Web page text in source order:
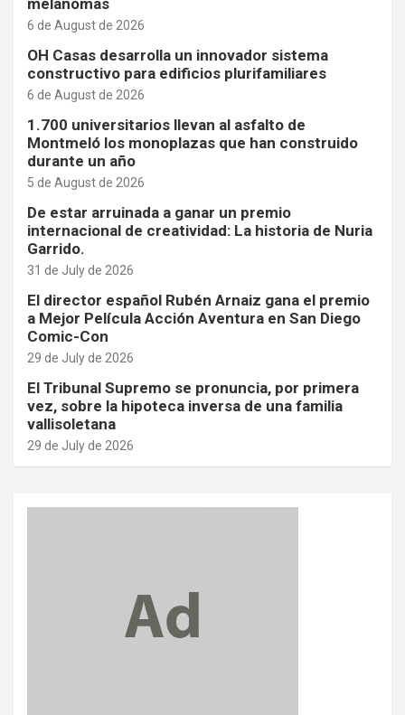
melanomas
6 de August de 2026
OH Casas desarrolla un innovador sistema
constructivo para edificios plurifamiliares
6 de August de 2026
1.700 universitarios llevan al asfalto de
Montmeló los monoplazas que han construido
durante un año
5 de August de 2026
De estar arruinada a ganar un premio
internacional de creatividad: La historia de Nuria
Garrido.
31 de July de 2026
El director español Rubén Arnaiz gana el premio
a Mejor Película Acción Aventura en San Diego
Comic-Con
29 de July de 2026
El Tribunal Supremo se pronuncia, por primera
vez, sobre la hipoteca inversa de una familia
vallisoletana
29 de July de 2026